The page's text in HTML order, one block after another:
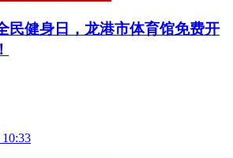
民健身日，龙港市体育馆免费开